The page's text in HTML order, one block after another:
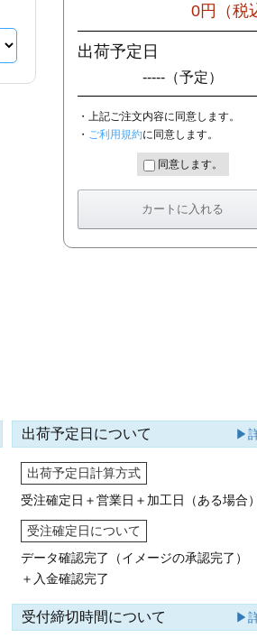
0円（税
出荷予定日
----- （予定）
・上記ご注文内容に同意します。
・ ご利用規約に同意します。
同意します。
出荷予定日について ▶
出荷予定日計算方式
受注確定日＋営業日＋加工日（ある場合）
受注確定日について
データ確認完了（イメージの承認完了）
＋入金確認完了
受付締切時間について ▶